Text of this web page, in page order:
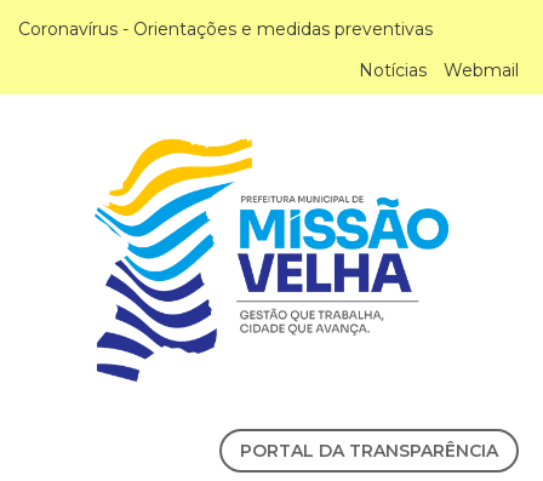
Coronavírus - Orientações e medidas preventivas
Notícias
Webmail
PORTAL DA TRANSPARÊNCIA